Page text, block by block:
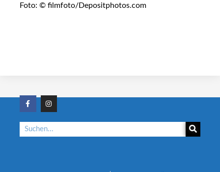
Foto: © filmfoto/Depositphotos.com